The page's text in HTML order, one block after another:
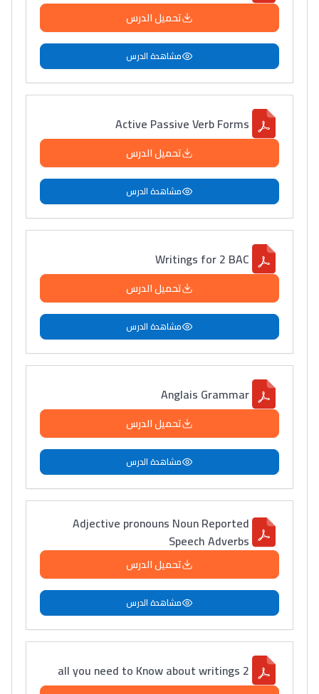
تحميل الدرس
مشاهدة الدرس
Active Passive Verb Forms
تحميل الدرس
مشاهدة الدرس
Writings for 2 BAC
تحميل الدرس
مشاهدة الدرس
Anglais Grammar
تحميل الدرس
مشاهدة الدرس
Adjective pronouns Noun Reported
Speech Adverbs
تحميل الدرس
مشاهدة الدرس
all you need to Know about writings 2